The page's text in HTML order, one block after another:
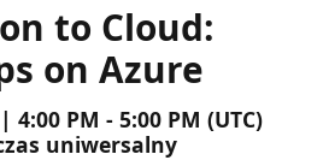
to Cloud:
on Azure
PM - 5:00 PM (UTC)
uniwersalny